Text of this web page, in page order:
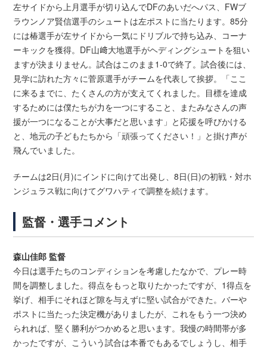
左サイドから上月選手が切り込んでDFのあいだへパス、FWブ
ラウンノア賢信選手のシュートは左ポストに当たります。85分
には椿選手が左サイドから一気にドリブルで持ち込み、コーナ
ーキックを獲得。DF山﨑大地選手がヘディングシュートを狙い
ますが決まりません。試合はこのまま1-0で終了。試合後には、
見学に訪れた方々に菅原選手がチームを代表して挨拶。「ここ
に来るまでに、たくさんの方が支えてくれました。目標を達成
するためには僕たちが力を一つにすること、またみなさんの声
援が一つになることが大事だと思います」と応援を呼びかける
と、地元の子どもたちから「頑張ってください！」と掛け声が
飛んでいました。
チームは2日(月)にインドに向けて出発し、8日(日)の初戦・対ホ
ンジュラス戦に向けてグワハティで調整を続けます。
監督・選手コメント
森山佳郎 監督
今日は選手たちのコンディションを考慮したなかで、プレー時
間を調整しました。得点をもっと取りたかったですが、1得点を
挙げ、相手にそれほど隙を与えずに堅い試合ができた。バーや
ポストに当たった決定機がありましたが、これをもう一つ決め
られれば、堅く勝利がつかめると思います。我慢の時間帯が多
かったですが、こういう試合は本番でもあるでしょうし、相手